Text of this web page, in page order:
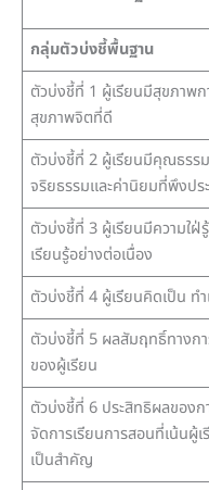
กลุ่มตัวบ่งชี้พื้นฐาน
ตัวบ่งชี้ที่ 1 ผู้เรียนมีสุขภาพก
สุขภาพจิตที่ดี
ตัวบ่งชี้ที่ 2 ผู้เรียนมีคุณธรรม
จริยธรรมและค่านิยมที่พึงปร
ตัวบ่งชี้ที่ 3 ผู้เรียนมีความใฝ่
เรียนรู้อย่างต่อเนื่อง
ตัวบ่งชี้ที่ 4 ผู้เรียนคิดเป็น ทำ
ตัวบ่งชี้ที่ 5 ผลสัมฤทธิ์ทางกา
ของผู้เรียน
ตัวบ่งชี้ที่ 6 ประสิทธิผลของก
จัดการเรียนการสอนที่เน้นผู้เ
เป็นสำคัญ